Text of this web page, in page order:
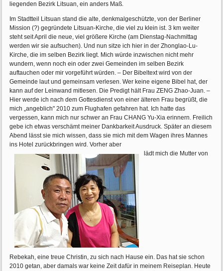
liegenden Bezirk Litsuan, ein anders Maß.
Im Stadtteil Litsuan stand die alte, denkmalgeschützte, von der Berliner
Mission (?) gegründete Litsuan-Kirche, die viel zu klein ist. 3 km weiter
steht seit April die neue, viel größere Kirche (am Dienstag-Nachmittag
werden wir sie aufsuchen). Und nun sitze ich hier in der Zhonglao-Lu-
Kirche, die im selben Bezirk liegt. Mich würde inzwischen nicht mehr
wundern, wenn noch ein oder zwei Gemeinden im selben Bezirk
auftauchen oder mir vorgeführt würden. – Der Bibeltext wird von der
Gemeinde laut und gemeinsam verlesen. Wer keine eigene Bibel hat, der
kann auf der Leinwand mitlesen. Die Predigt hält Frau ZENG Zhao-Juan. –
Hier werde ich nach dem Gottesdienst von einer älteren Frau begrüßt, die
mich „angeblich" 2010 zum Flughafen gefahren hat. Ich hatte das
vergessen, kann mich nur schwer an Frau CHANG Yu-Xia erinnern. Freilich
gebe ich etwas verschämt meiner Dankbarkeit Ausdruck. Später an diesem
Abend lässt sie mich wissen, dass sie mich mit dem Wagen ihres Mannes
ins Hotel zurückbringen wird. Vorher aber
lädt mich die Mutter von
Rebekah, eine treue Christin, zu sich nach Hause ein. Das hat sie schon
2010 getan, aber damals war keine Zeit dafür in meinem Reiseplan. Heute